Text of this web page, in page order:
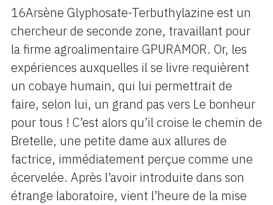
16Arsène Glyphosate-Terbuthylazine est un
chercheur de seconde zone, travaillant pour
la firme agroalimentaire GPURAMOR. Or, les
expériences auxquelles il se livre requièrent
un cobaye humain, qui lui permettrait de
faire, selon lui, un grand pas vers Le bonheur
pour tous ! C’est alors qu’il croise le chemin de
Bretelle, une petite dame aux allures de
factrice, immédiatement perçue comme une
écervelée. Après l’avoir introduite dans son
étrange laboratoire, vient l’heure de la mise